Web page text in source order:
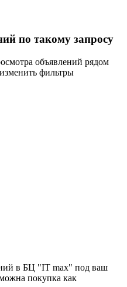
по такому запросу
объявлений рядом
фильтры
в БЦ "IT max" под ваш
покупка как